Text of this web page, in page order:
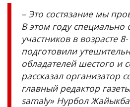
– Это состязание мы
В этом году специально
участников в возрасте
подготовили
обладателей шестого и
рассказал организатор
главный редактор
samaly» Нурбол